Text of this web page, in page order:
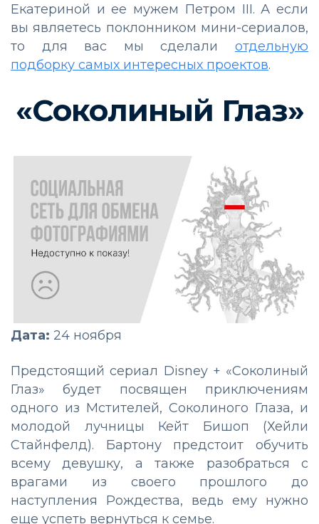
Екатериной и ее мужем Петром III. А если
вы являетесь поклонником мини-сериалов,
то для вас мы сделали отдельную
подборку самых интересных проектов.
«Соколиный Глаз»
Дата: 24 ноября
Предстоящий сериал Disney + «Соколиный
Глаз» будет посвящен приключениям
одного из Мстителей, Соколиного Глаза, и
молодой лучницы Кейт Бишоп (Хейли
Стайнфелд). Бартону предстоит обучить
всему девушку, а также разобраться с
врагами из своего прошлого до
наступления Рождества, ведь ему нужно
еще успеть вернуться к семье.